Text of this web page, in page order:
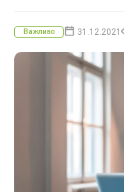
Важливо 31.12.2021